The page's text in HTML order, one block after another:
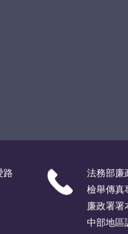
路
法務部
檢舉傳真
廉政署署
中部地區